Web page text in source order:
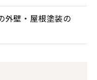
外壁・屋根塗装の